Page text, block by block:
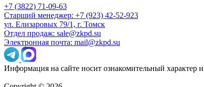
+7 (3822) 71-09-63
Старший менеджер: +7 (923) 42-52-923
ул. Елизаровых 79/1, г. Томск
Отдел продаж: sale@zkpd.su
Электронная почта: mail@zkpd.su
Информация на сайте носит ознакомительный характер